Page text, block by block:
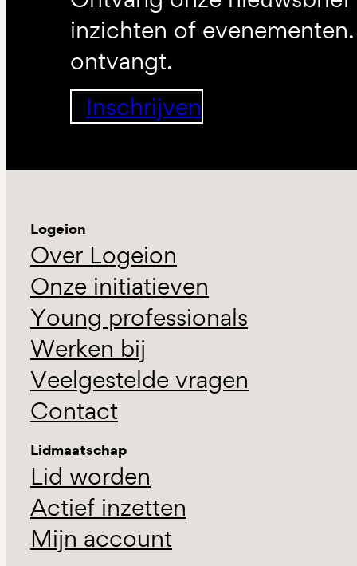
inzichten of
ontvangt.
Inschrijven
Logeion
Over Logeion
Onze initiatieven
Young professionals
Werken bij
Veelgestelde vragen
Contact
Lidmaatschap
Lid worden
Actief inzetten
Mijn account